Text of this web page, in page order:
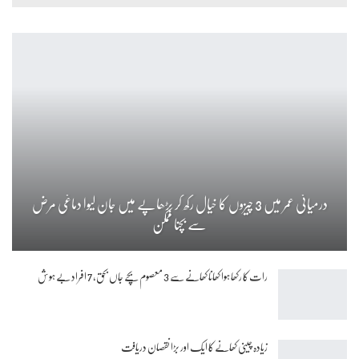
درمیانی عمر میں 3 چیزوں کا خیال رکھ کر بڑھاپے میں جان لیوا دماغی مرض
سے بچنا ممکن
رات کا رکھا ہوا کھانا کھانے سے 3 معصوم بچے جاں بحق، 7 افراد بے ہوش
زیادہ چینی کھانے کا ایک اور بڑا نقصان دریافت